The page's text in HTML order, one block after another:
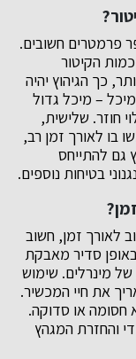
פרמטרים חשובים.
הקיטור
כך הגיהוץ יהיה
– מיכל גדול
חוזר. שלישית,
לאורך זמן רב,
גם להתייחס
בטיחות נוספים.
לאורך זמן, חשוב
סדיר מאבקת
מינרלים. שימוש
את חיי המכשיר.
חסומה או סדוקה.
והחזרת המגהץ